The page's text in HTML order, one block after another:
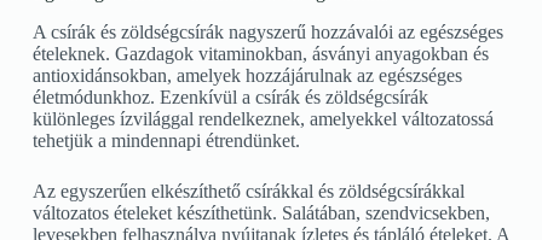
A csírák és zöldségcsírák nagyszerű hozzávalói az egészséges
ételeknek. Gazdagok vitaminokban, ásványi anyagokban és
antioxidánsokban, amelyek hozzájárulnak az egészséges
életmódunkhoz. Ezenkívül a csírák és zöldségcsírák
különleges ízvilággal rendelkeznek, amelyekkel változatossá
tehetjük a mindennapi étrendünket.
Az egyszerűen elkészíthető csírákkal és zöldségcsírákkal
változatos ételeket készíthetünk. Salátában, szendvicsekben,
levesekben felhasználva nyújtanak ízletes és tápláló ételeket. A